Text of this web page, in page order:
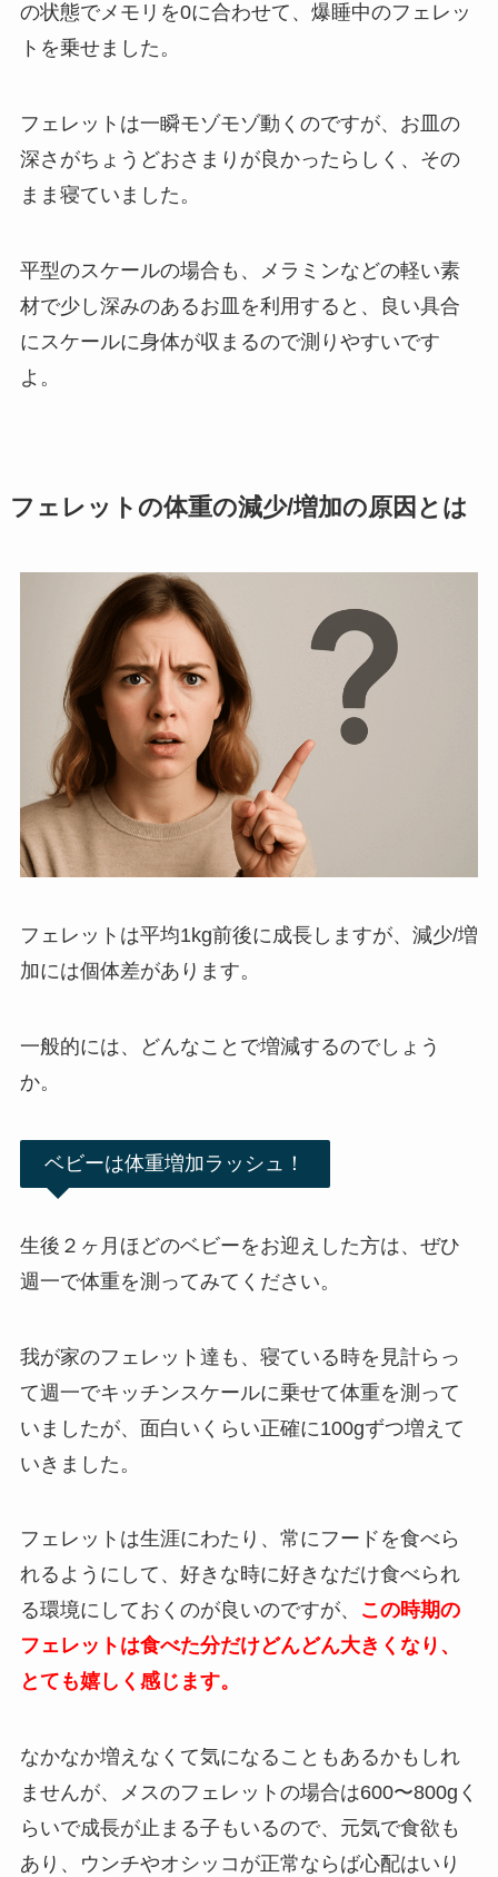
の状態でメモリを0に合わせて、爆睡中のフェレッ
トを乗せました。
フェレットは一瞬モゾモゾ動くのですが、お皿の
深さがちょうどおさまりが良かったらしく、その
まま寝ていました。
平型のスケールの場合も、メラミンなどの軽い素
材で少し深みのあるお皿を利用すると、良い具合
にスケールに身体が収まるので測りやすいです
よ。
フェレットの体重の減少/増加の原因とは
フェレットは平均1kg前後に成長しますが、減少/増
加には個体差があります。
一般的には、どんなことで増減するのでしょう
か。
ベビーは体重増加ラッシュ！
生後２ヶ月ほどのベビーをお迎えした方は、ぜひ
週一で体重を測ってみてください。
我が家のフェレット達も、寝ている時を見計らっ
て週一でキッチンスケールに乗せて体重を測って
いましたが、面白いくらい正確に100gずつ増えて
いきました。
フェレットは生涯にわたり、常にフードを食べら
れるようにして、好きな時に好きなだけ食べられ
る環境にしておくのが良いのですが、
この時期の
フェレットは食べた分だけどんどん大きくなり、
とても嬉しく感じます。
なかなか増えなくて気になることもあるかもしれ
ませんが、メスのフェレットの場合は600〜800gく
らいで成長が止まる子もいるので、元気で食欲も
あり、ウンチやオシッコが正常ならば心配はいり